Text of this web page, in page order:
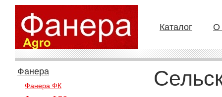
Каталог О
Фанера
Фанера ФК